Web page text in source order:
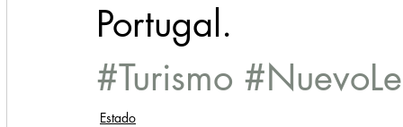
Portugal.
#Turismo
Estado